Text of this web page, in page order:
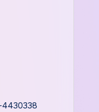
4430338